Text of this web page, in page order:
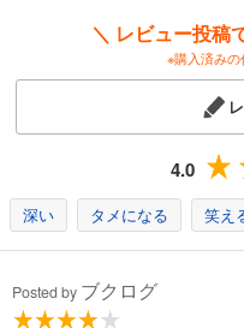
＼ レビュー投稿
※購入済み
4.0
深い タメになる 笑え
Posted by ブクログ